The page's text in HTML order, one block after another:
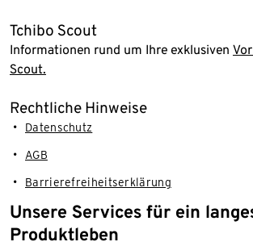
Tchibo Scout
Informationen rund um Ihre exklusiven
Scout.
Rechtliche Hinweise
Datenschutz
AGB
Barrierefreiheitserklärung
Unsere Services für ein
Produktleben